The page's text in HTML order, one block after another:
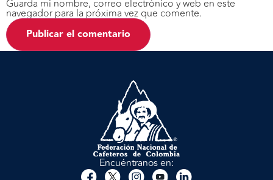
Guarda mi nombre, correo electrónico y web en este
navegador para la próxima vez que comente.
Encuéntranos en: